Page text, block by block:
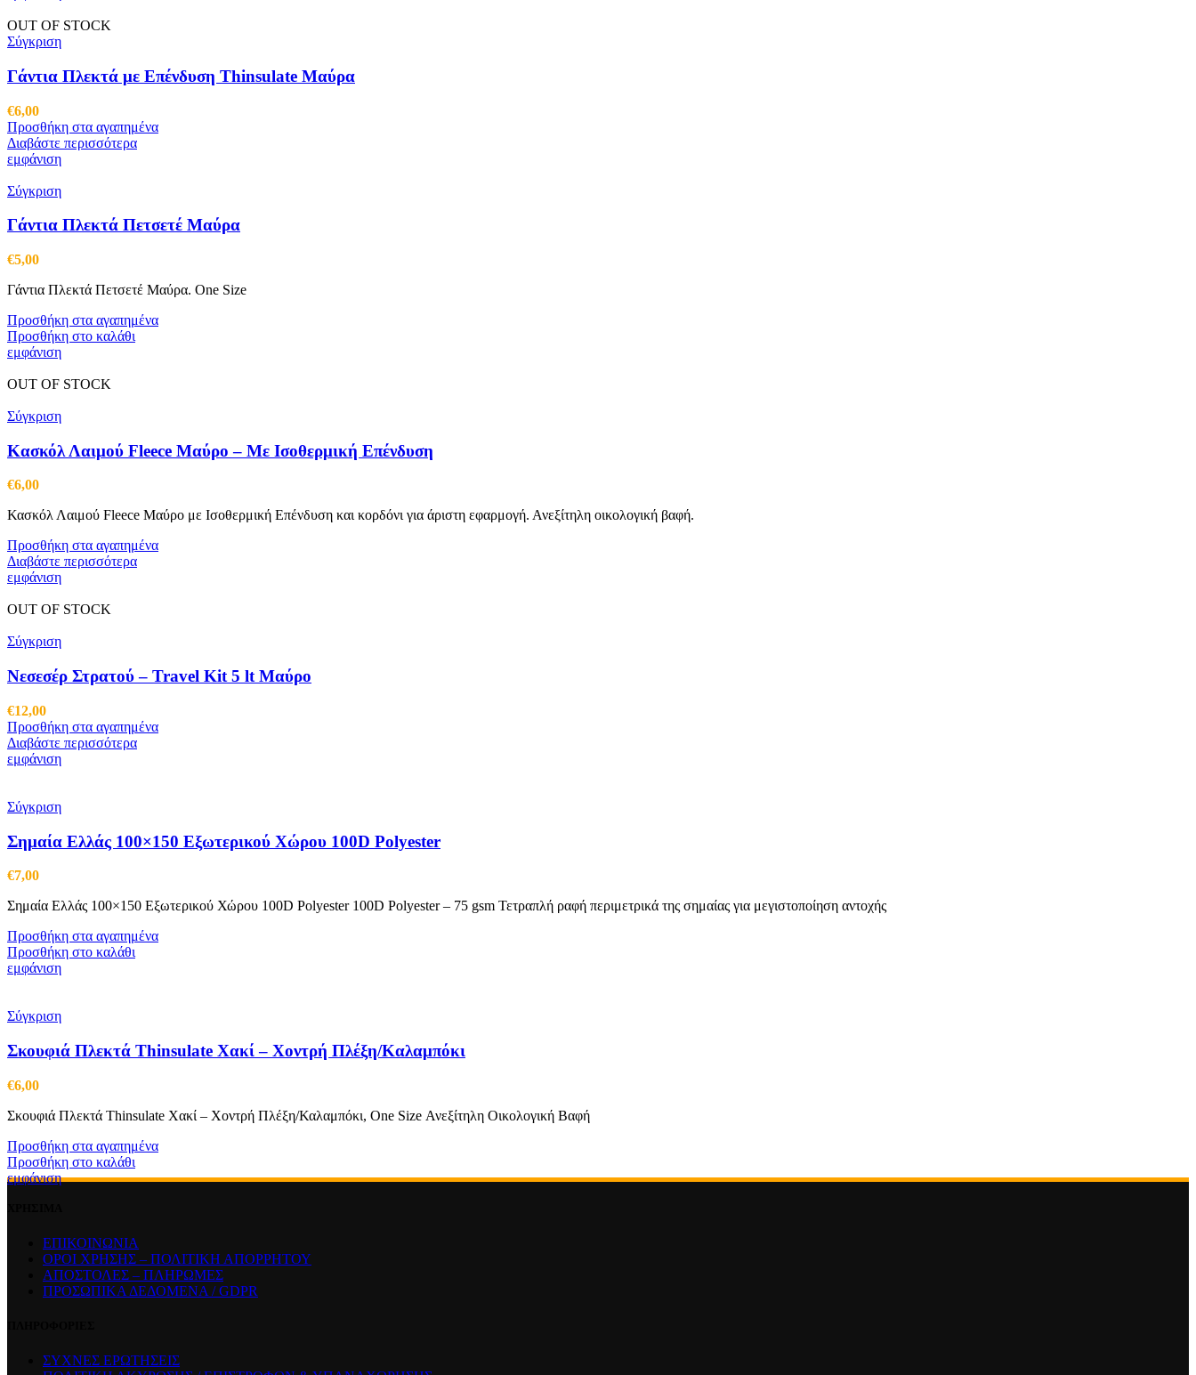
OUT OF STOCK
Σύγκριση
Γάντια Πλεκτά με Επένδυση Thinsulate Μαύρα
€6,00
Προσθήκη στα αγαπημένα
Διαβάστε περισσότερα
εμφάνιση
Σύγκριση
Γάντια Πλεκτά Πετσετέ Μαύρα
€5,00
Γάντια Πλεκτά Πετσετέ Μαύρα. One Size
Προσθήκη στα αγαπημένα
Προσθήκη στο καλάθι
εμφάνιση
OUT OF STOCK
Σύγκριση
Κασκόλ Λαιμού Fleece Μαύρο – Με Ισοθερμική Επένδυση
€6,00
Κασκόλ Λαιμού Fleece Μαύρο με Ισοθερμική Επένδυση και κορδόνι για άριστη εφαρμογή. Ανεξίτηλη οικολογική βαφή.
Προσθήκη στα αγαπημένα
Διαβάστε περισσότερα
εμφάνιση
OUT OF STOCK
Σύγκριση
Νεσεσέρ Στρατού – Travel Kit 5 lt Μαύρο
€12,00
Προσθήκη στα αγαπημένα
Διαβάστε περισσότερα
εμφάνιση
Σύγκριση
Σημαία Ελλάς 100×150 Εξωτερικού Χώρου 100D Polyester
€7,00
Σημαία Ελλάς 100×150 Εξωτερικού Χώρου 100D Polyester 100D Polyester – 75 gsm Τετραπλή ραφή περιμετρικά της σημαίας για μεγιστοποίηση αντοχής
Προσθήκη στα αγαπημένα
Προσθήκη στο καλάθι
εμφάνιση
Σύγκριση
Σκουφιά Πλεκτά Thinsulate Χακί – Χοντρή Πλέξη/Καλαμπόκι
€6,00
Σκουφιά Πλεκτά Thinsulate Χακί – Χοντρή Πλέξη/Καλαμπόκι, One Size Ανεξίτηλη Οικολογική Βαφή
Προσθήκη στα αγαπημένα
Προσθήκη στο καλάθι
εμφάνιση
ΕΠΙΚΟΙΝΩΝΙΑ
ΟΡΟΙ ΧΡΗΣΗΣ – ΠΟΛΙΤΙΚΗ ΑΠΟΡΡΗΤΟΥ
ΑΠΟΣΤΟΛΕΣ – ΠΛΗΡΩΜΕΣ
ΠΡΟΣΩΠΙΚΑ ΔΕΔΟΜΕΝΑ / GDPR
ΣΥΧΝΕΣ ΕΡΩΤΗΣΕΙΣ